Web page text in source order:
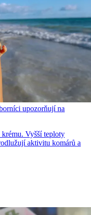
upozorňují na
Vyšší teploty
aktivitu komárů a